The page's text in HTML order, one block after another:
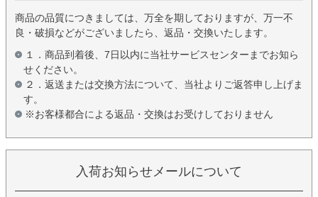
商品の品質につきましては、万全を期しておりますが、万一不
良・破損などがございましたら、返品・交換いたします。
１．商品到着後、7日以内に当社サービスセンターまでお知ら
せください。
２．返送または交換方法について、当社よりご返答申し上げま
す。
※お客様都合による返品・交換はお受けしておりません
入荷お知らせメールについて